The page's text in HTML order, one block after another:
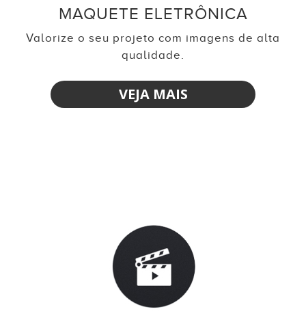
MAQUETE ELETRÔNICA
Valorize o seu projeto com imagens de alta
qualidade.
VEJA MAIS